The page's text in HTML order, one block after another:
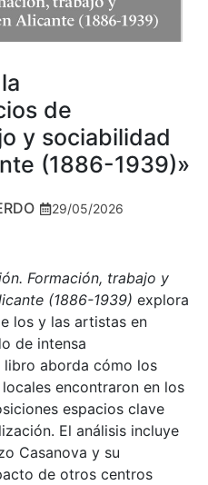
de
y sociabilidad
(1886-1939)»
29/05/2026
Formación, trabajo y
(1886-1939) explora
los y las artistas en
de intensa
aborda cómo los
encontraron en los
espacios clave
El análisis incluye
Casanova y su
de otros centros